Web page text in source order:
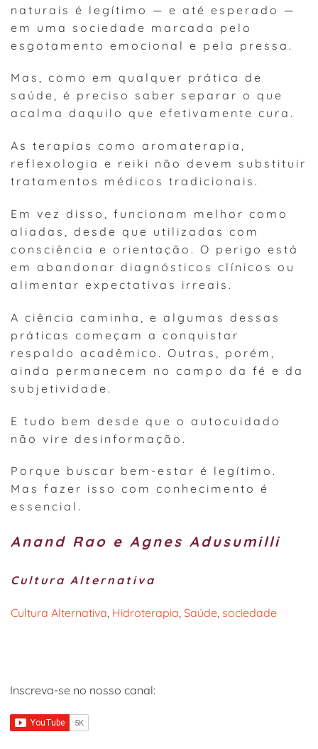
naturais é legítimo — e até esperado —
em uma sociedade marcada pelo
esgotamento emocional e pela pressa.
Mas, como em qualquer prática de
saúde, é preciso saber separar o que
acalma daquilo que efetivamente cura.
As terapias como aromaterapia,
reflexologia e reiki não devem substituir
tratamentos médicos tradicionais.
Em vez disso, funcionam melhor como
aliadas, desde que utilizadas com
consciência e orientação. O perigo está
em abandonar diagnósticos clínicos ou
alimentar expectativas irreais.
A ciência caminha, e algumas dessas
práticas começam a conquistar
respaldo acadêmico. Outras, porém,
ainda permanecem no campo da fé e da
subjetividade.
E tudo bem desde que o autocuidado
não vire desinformação.
Porque buscar bem-estar é legítimo.
Mas fazer isso com conhecimento é
essencial.
Anand Rao e Agnes Adusumilli
Cultura Alternativa
Cultura Alternativa Hidroterapia Saúde sociedade
Inscreva-se no nosso canal: